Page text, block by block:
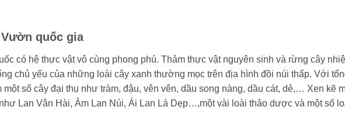
quốc gia
có hệ thực vật vô cùng phong phú. Thảm thực vật nguyên sinh và rừng cây
chủ yếu của những loài cây xanh thường mọc trên địa hình đồi núi thấp. Với
một số cây đại thụ như tràm, đậu, vên vên, dầu song nàng, dầu cát, dẻ,… Xen kẽ
Lan Vân Hài, Âm Lan Núi, Ái Lan Lá Dẹp…,một vài loài thảo dược và một số